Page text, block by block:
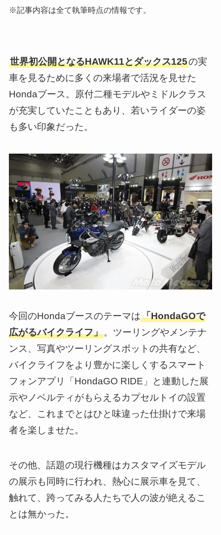
※記事内容は全て執筆時点の情報です。
世界初公開となるHAWK11とダックス125の実
車を見るために多くの来場者で活況を見せた
Hondaブース。原付二種モデルやミドルクラス
が充実していたこともあり、若いライダーの姿
も多い印象だった。
今回のHondaブースのテーマは「HondaGOで
広がるバイクライフ」。ツーリングやメンテナ
ンス、写真やツーリングスポットの共有など、
バイクライフをより豊かに楽しくするスマート
フォンアプリ「HondaGO RIDE」と連動した展
示やノベルティがもらえるカプセルトイの設置
など、これまでとはひと味違った仕掛けで来場
者を楽しませた。
その他、話題の現行機種はカスタマイズモデル
の展示も同時に行われ、熱心に展示車を見て、
触れて、跨ってみる人たちで人の波が絶えるこ
とは無かった。